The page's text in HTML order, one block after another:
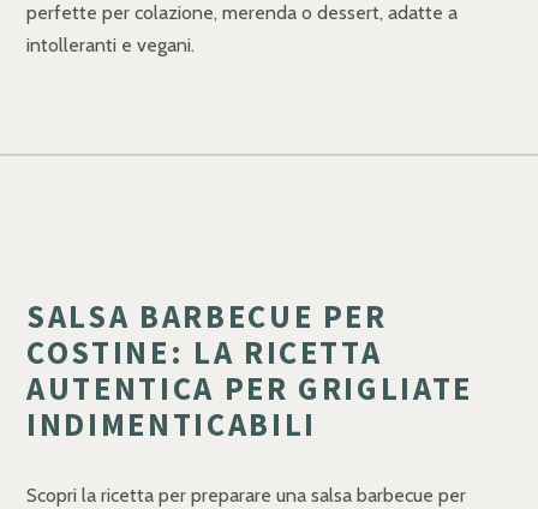
perfette per colazione, merenda o dessert, adatte a
intolleranti e vegani.
SALSA BARBECUE PER
COSTINE: LA RICETTA
AUTENTICA PER GRIGLIATE
INDIMENTICABILI
Scopri la ricetta per preparare una salsa barbecue per